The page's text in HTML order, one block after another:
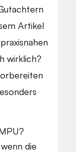
Artikel
wirklich?
die